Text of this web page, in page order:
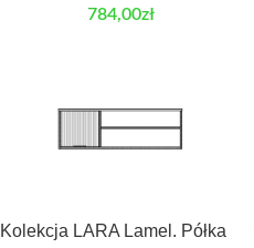
784,00zł
Kolekcja LARA Lamel. Półka